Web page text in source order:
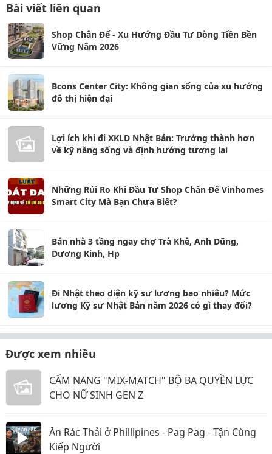
Bài viết liên quan
Shop Chân Đế - Xu Hướng Đầu Tư Dòng Tiền Bền
Vững Năm 2026
Bcons Center City: Không gian sống của xu hướng
đô thị hiện đại
Lợi ích khi đi XKLD Nhật Bản: Trưởng thành hơn
về kỹ năng sống và định hướng tương lai
Những Rủi Ro Khi Đầu Tư Shop Chân Đế Vinhomes
Smart City Mà Bạn Chưa Biết?
Bán nhà 3 tầng ngay chợ Trà Khê, Anh Dũng,
Dương Kinh, Hp
Đi Nhật theo diện kỹ sư lương bao nhiêu? Mức
lương Kỹ sư Nhật Bản năm 2026 có gì thay đổi?
Được xem nhiều
CẨM NANG "MIX-MATCH" BỘ BA QUYỀN LỰC
CHO NỮ SINH GEN Z
Ăn Rác Thải ở Phillipines - Pag Pag - Tận Cùng
Kiếp Người